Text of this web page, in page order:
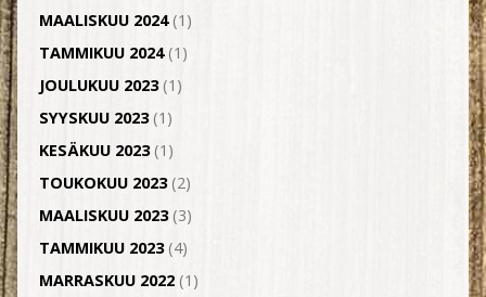
MAALISKUU 2024(1)
TAMMIKUU 2024(1)
JOULUKUU 2023(1)
SYYSKUU 2023(1)
KESÄKUU 2023(1)
TOUKOKUU 2023(2)
MAALISKUU 2023(3)
TAMMIKUU 2023(4)
MARRASKUU 2022(1)